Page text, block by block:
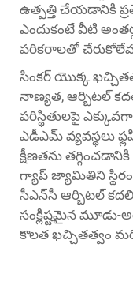
ఉత్పత్తి చేయడానికి
ఎందుకంటే వీటి
పరికరాలతో
సింకర్ యొక్క
నాణ్యత, ఆర్బిటల్
పరిస్థితులపై
ఎడీఎమ్ వ్యవస్థలు
క్షీణతను
గ్యాప్ జ్యామితిని
సీఎన్‌సీ ఆర్బిటల్
సంక్లిష్టమైన
కొలత ఖచ్చితత్వం